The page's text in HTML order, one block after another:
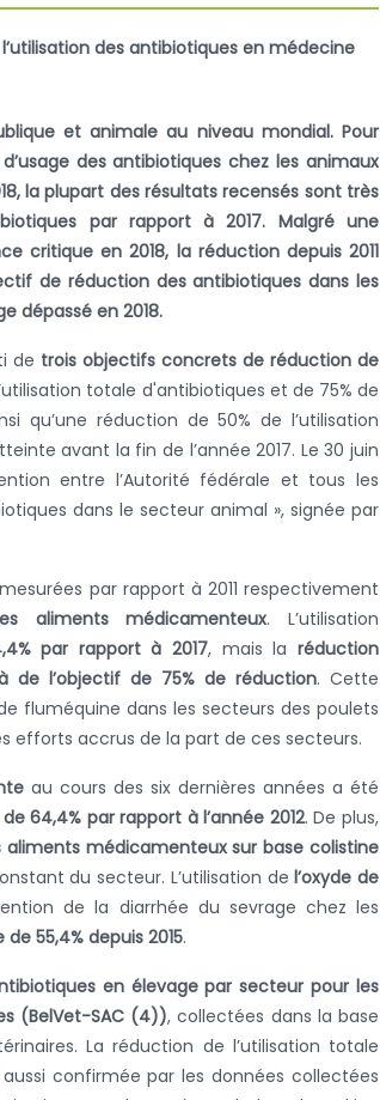
des antibiotiques en médecine
et animale au niveau mondial. Pour
des antibiotiques chez les animaux
la plupart des résultats recensés sont très
par rapport à 2017. Malgré une
critique en 2018, la réduction depuis 2011
de réduction des antibiotiques dans les
dépassé en 2018.
de trois objectifs concrets de réduction de
totale d'antibiotiques et de 75% de
qu’une réduction de 50% de l’utilisation
avant la fin de l’année 2017. Le 30 juin
entre l’Autorité fédérale et tous les
dans le secteur animal », signée par
par rapport à 2011 respectivement
aliments médicamenteux. L’utilisation
par rapport à 2017, mais laréduction
de l’objectif de 75% de réduction. Cette
fluméquine dans les secteurs des poulets
efforts accrus de la part de ces secteurs.
au cours des six dernières années a été
64,4% par rapport à l’année 2012. De plus,
médicamenteux sur base colistine
du secteur. L’utilisation de l’oxyde de
de la diarrhée du sevrage chez les
55,4% depuis 2015.
en élevage par secteur pour les
(BelVet-SAC (4)), collectées dans la base
La réduction de l’utilisation totale
confirmée par les données collectées